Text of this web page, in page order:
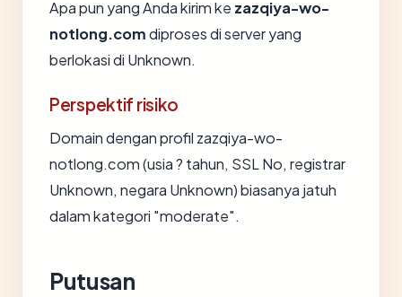
Apa pun yang Anda kirim ke zazqiya-wo-
notlong.comdiproses di server yang
berlokasi di Unknown.
Perspektif risiko
Domain dengan profil zazqiya-wo-
notlong.com (usia ? tahun, SSL No, registrar
Unknown, negara Unknown) biasanya jatuh
dalam kategori "moderate".
Putusan